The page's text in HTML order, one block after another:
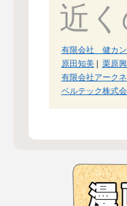
近
有限会社 健カン
原田知美| 栗原
有限会社アークネ
ベルテック株式